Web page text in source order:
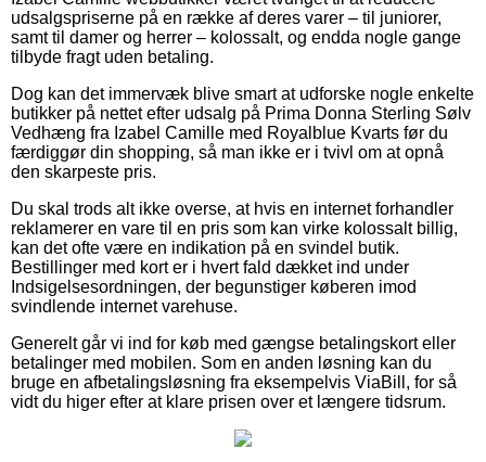
udsalgspriserne på en række af deres varer – til juniorer,
samt til damer og herrer – kolossalt, og endda nogle gange
tilbyde fragt uden betaling.
Dog kan det immervæk blive smart at udforske nogle enkelte
butikker på nettet efter udsalg på Prima Donna Sterling Sølv
Vedhæng fra Izabel Camille med Royalblue Kvarts før du
færdiggør din shopping, så man ikke er i tvivl om at opnå
den skarpeste pris.
Du skal trods alt ikke overse, at hvis en internet forhandler
reklamerer en vare til en pris som kan virke kolossalt billig,
kan det ofte være en indikation på en svindel butik.
Bestillinger med kort er i hvert fald dækket ind under
Indsigelsesordningen, der begunstiger køberen imod
svindlende internet varehuse.
Generelt går vi ind for køb med gængse betalingskort eller
betalinger med mobilen. Som en anden løsning kan du
bruge en afbetalingsløsning fra eksempelvis ViaBill, for så
vidt du higer efter at klare prisen over et længere tidsrum.